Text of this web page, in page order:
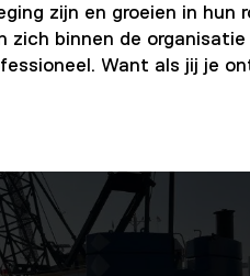
zijn en groeien in hun
zich binnen de
Want als jij je